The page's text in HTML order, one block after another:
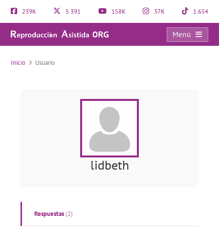
239K 5.391 158K 37K 1.654
Menú
Usuario
Inicio Usuario
lidbeth
Respuestas(2)